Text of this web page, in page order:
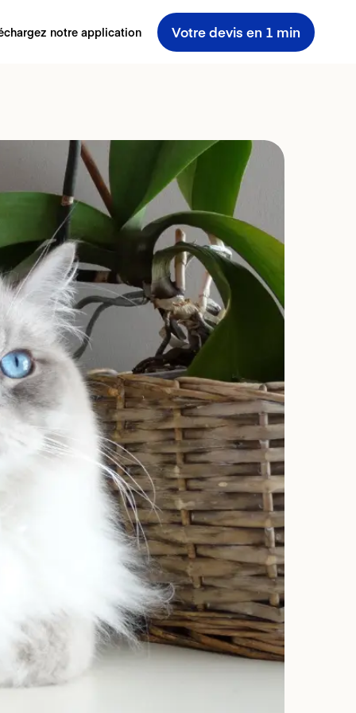
notre application Votre devis en 1 min